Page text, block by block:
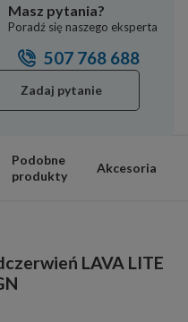
Masz pytania?
Poradź się naszego eksperta
507 768 688
Zadaj pytanie
Podobne
produkty
Akcesoria
LAVA LITE